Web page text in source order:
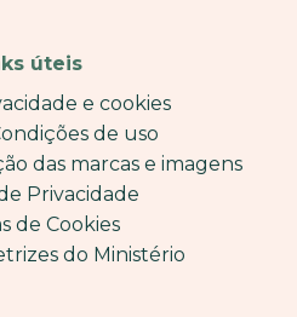
úteis
e cookies
de uso
das marcas e imagens
Privacidade
de Cookies
do Ministério